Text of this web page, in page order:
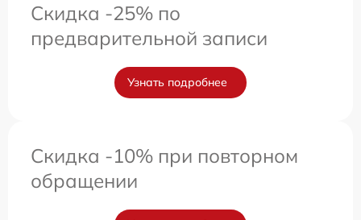
Скидка -25% по
предварительной записи
Узнать подробнее
Скидка -10% при повторном
обращении